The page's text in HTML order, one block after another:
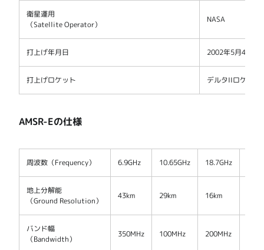
衛星運用
（Satellite Operator）
NASA
打上げ年月日 2002年5月4日
打上げロケット デルタIIロケット
AMSR-Eの仕様
周波数（Frequency） 6.9GHz 10.65GHz 18.7GHz
地上分解能
（Ground Resolution）
43km 29km 16km
バンド幅
（Bandwidth）
350MHz 100MHz 200MHz